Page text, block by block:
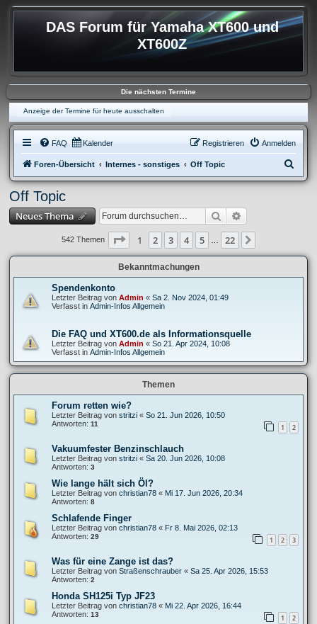
DAS Forum für Yamaha XT600 und
XT600Z
Die nächsten Termine
Anzeige der Termine für heute ausschalten
FAQ Kalender Anmelden
Registrieren
Foren-Übersicht Internes - sonstiges Off Topic
u
Off Topic
Neues Thema Suche
542 Themen Seite 1von 22
1 2 3 4 5 22
Bekanntmachungen
Spendenkonto
Letzter Beitrag von Admin « Sa 2. Nov 2024, 01:49
Verfasst in Admin-Infos Allgemein
Die FAQ und XT600.de als Informationsquelle
Letzter Beitrag von Admin « So 21. Apr 2024, 10:08
Verfasst in Admin-Infos Allgemein
Themen
Forum retten wie?
Letzter Beitrag von stritzi « So 21. Jun 2026, 10:50
Antworten: 11 1 2
Vakuumfester Benzinschlauch
Letzter Beitrag von stritzi « Sa 20. Jun 2026, 10:08
Antworten: 3
Wie lange hält sich Öl?
Letzter Beitrag von christian78 « Mi 17. Jun 2026, 20:34
Antworten: 8
Schlafende Finger
Letzter Beitrag von christian78 « Fr 8. Mai 2026, 02:13
Antworten: 29 1 2 3
Was für eine Zange ist das?
Letzter Beitrag von Straßenschrauber « Sa 25. Apr 2026, 15:53
Antworten: 2
Honda SH125i Typ JF23
Letzter Beitrag von christian78 « Mi 22. Apr 2026, 16:44
Antworten: 13 1 2